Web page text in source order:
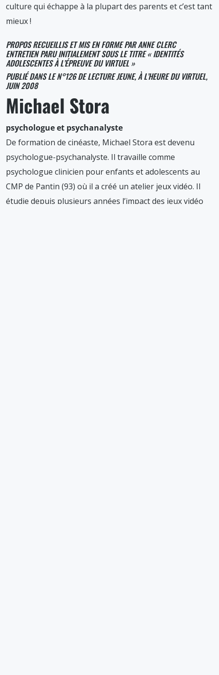
culture qui échappe à la plupart des parents et c’est tant
mieux !
PROPOS RECUEILLIS ET MIS EN FORME PAR ANNE CLERC
ENTRETIEN PARU INITIALEMENT SOUS LE TITRE « IDENTITÉS
ADOLESCENTES À L’ÉPREUVE DU VIRTUEL »
PUBLIÉ DANS LE N°126 DE LECTURE JEUNE, À L’HEURE DU VIRTUEL,
JUIN 2008
Michael Stora
psychologue et psychanalyste
De formation de cinéaste, Michael Stora est devenu
psychologue-psychanalyste. Il travaille comme
psychologue clinicien pour enfants et adolescents au
CMP de Pantin (93) où il a créé un atelier jeux vidéo. Il
étudie depuis plusieurs années l’impact des jeux vidéo